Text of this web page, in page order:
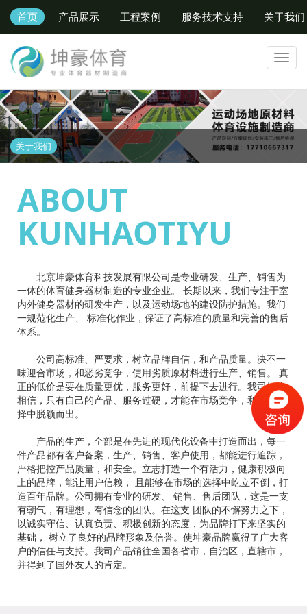
首页 产品展示 工程案例 服务技术支持 关于我们
关于我们
ABOUT
KUNHAOTIYU
北京坤豪体育科技发展有限公司是专业研发、生产、销售为
一体的体育健身器材制造的专业企业。 长期以来，我们专注于室
内外健身器材的研发生产，以及运动场地的建设防护措施。我们
一规范化生产、 标准化作业，保证了高标准的质量和完善的售后
体系。
公司高标准、严要求，树立品牌自信，和产品质量。决不一
味迎合市场，和恶劣竞争，使用劣质原材料进行生产、销售。 真
正的低价是要在质量更优，服务更好，前提下去进行。我司始终
相信，只有自己的产品、服务过硬，才能在市场竞争，和客户选
择中脱颖而出。
产品的生产，全部是在先进的现代化设备中打造而出，每一
件产品都有客户备案，生产、销售、客户使用，都能进行追踪，
严格把控产品质量，和安全。立志打造一个有活力，健康积极向
上的品牌，能让用户信赖， 且能够在市场的选择中屹立不倒，打
造百年品牌。公司拥有专业的研发、 销售、售后团队，这是一支
有朝气，有理想，有信念的团队。在这支 团队的不懈努力之下，
以诚实守信、认真负责、积极创新的态度，为品牌打下来坚实的
基础， 树立了良好的品牌形象及信誉。使坤豪品牌赢得了广大客
户的信任与支持。我司产品销往全国各省市，自治区，直辖市，
并得到了国外友人的肯定。